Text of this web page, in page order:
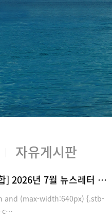
자유게시판
] 2026년 7월 뉴스레터 …
and (max-width:640px) {.stb-
c…